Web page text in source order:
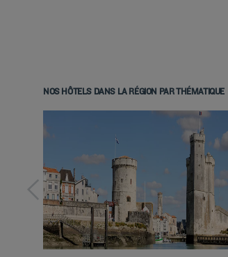
NOS HÔTELS DANS LA RÉGION PAR THÉMATIQUE